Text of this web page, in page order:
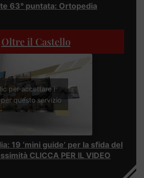
63° puntata: Ortopedia
Oltre il Castello
per accettare i
questo servizio
19 ‘mini guide’ per la sfida del
CLICCA PER IL VIDEO